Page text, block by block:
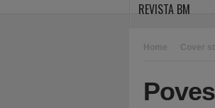
REVISTA BM
Home Cover